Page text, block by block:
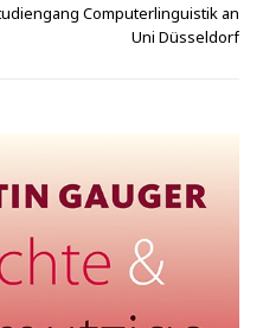
Computerlinguistik an
Uni Düsseldorf